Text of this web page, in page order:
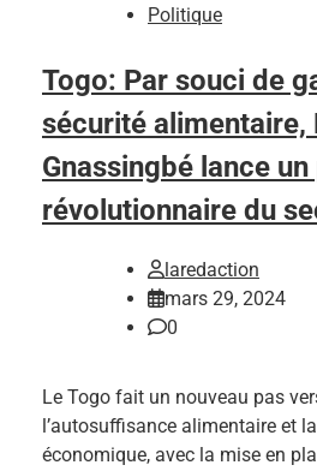
Politique
Togo: Par souci de
sécurité alimentaire,
Gnassingbé lance
révolutionnaire du
laredaction
mars 29, 2024
0
Le Togo fait un nouveau pas
l’autosuffisance alimentaire et
économique, avec la mise en